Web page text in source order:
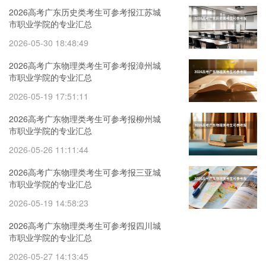
2026高考广东历史类考生可参考报江苏城
市职业学院的专业汇总
2026-05-30 18:48:49
2026高考广东物理类考生可参考报漳州城
市职业学院的专业汇总
2026-05-19 17:51:11
2026高考广东物理类考生可参考报柳州城
市职业学院的专业汇总
2026-05-26 11:11:44
2026高考广东物理类考生可参考报三亚城
市职业学院的专业汇总
2026-05-19 14:58:23
2026高考广东物理类考生可参考报四川城
市职业学院的专业汇总
2026-05-27 14:13:45